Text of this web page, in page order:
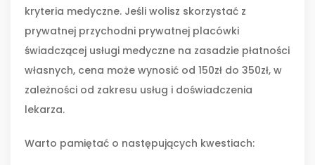
kryteria medyczne. Jeśli wolisz skorzystać z
prywatnej przychodni prywatnej placówki
świadczącej usługi medyczne na zasadzie płatności
własnych, cena może wynosić od 150zł do 350zł, w
zależności od zakresu usług i doświadczenia
lekarza.
Warto pamiętać o następujących kwestiach: